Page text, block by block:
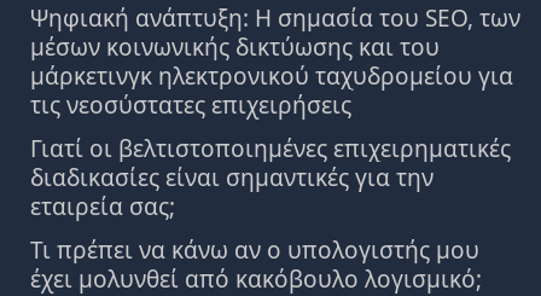
Ψηφιακή ανάπτυξη: Η σημασία του SEO, των
μέσων κοινωνικής δικτύωσης και του
μάρκετινγκ ηλεκτρονικού ταχυδρομείου για
τις νεοσύστατες επιχειρήσεις
Γιατί οι βελτιστοποιημένες επιχειρηματικές
διαδικασίες είναι σημαντικές για την
εταιρεία σας;
Τι πρέπει να κάνω αν ο υπολογιστής μου
έχει μολυνθεί από κακόβουλο λογισμικό;